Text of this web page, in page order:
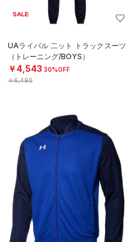
SALE
UAライバル 二ット トラックスーツ
（トレーニング/BOYS）
￥4,543 30%OFF
￥6,490